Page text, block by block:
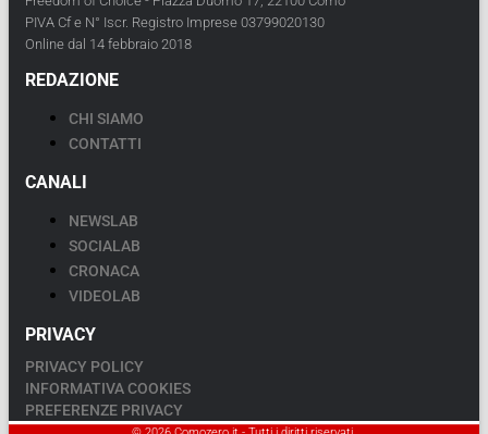
PIVA Cf e N° Iscr. Registro Imprese 03799020130
Online dal 14 febbraio 2018
REDAZIONE
CHI SIAMO
CONTATTI
CANALI
NEWSLAB
SOCIALAB
CRONACA
VIDEOLAB
PRIVACY
PRIVACY POLICY
INFORMATIVA COOKIES
PREFERENZE PRIVACY